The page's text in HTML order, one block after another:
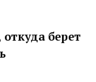
берет